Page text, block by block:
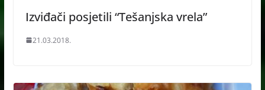
Izviđači posjetili “Tešanjska vrela”
21.03.2018.